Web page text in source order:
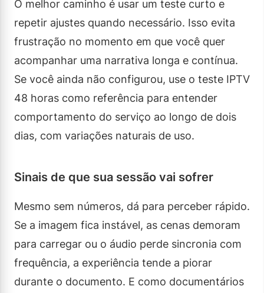
O melhor caminho é usar um teste curto e
repetir ajustes quando necessário. Isso evita
frustração no momento em que você quer
acompanhar uma narrativa longa e contínua.
Se você ainda não configurou, use o teste IPTV
48 horas como referência para entender
comportamento do serviço ao longo de dois
dias, com variações naturais de uso.
Sinais de que sua sessão vai sofrer
Mesmo sem números, dá para perceber rápido.
Se a imagem fica instável, as cenas demoram
para carregar ou o áudio perde sincronia com
frequência, a experiência tende a piorar
durante o documento. E como documentários